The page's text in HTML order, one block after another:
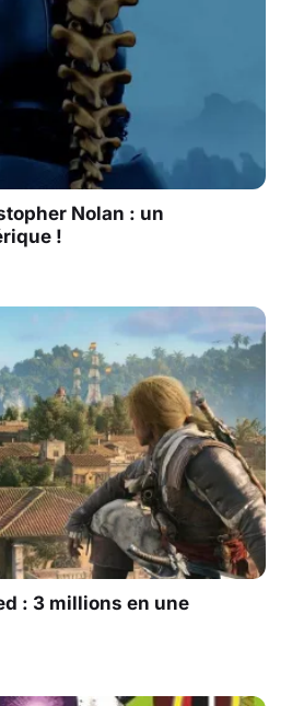
Nolan : un
!
: 3 millions en une